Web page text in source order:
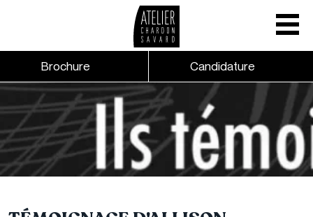
Skip to main content
Brochure Candidature